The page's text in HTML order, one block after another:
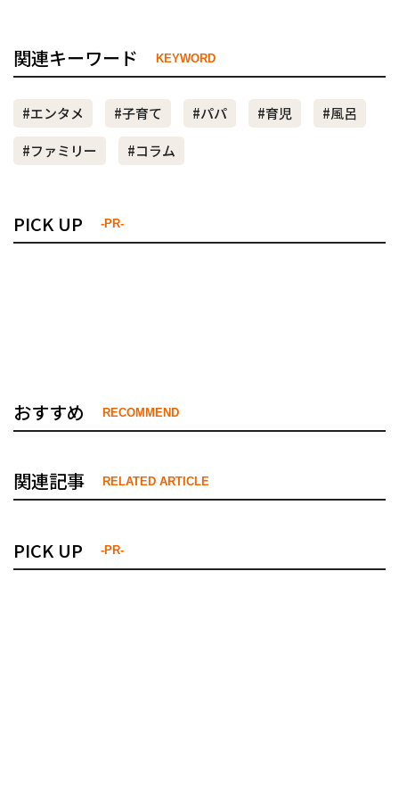
関連キーワード KEYWORD
#エンタメ #子育て #パパ #育児
#風呂
#ファミリー
#コラム
PICK UP -PR-
おすすめ RECOMMEND
関連記事 RELATED ARTICLE
PICK UP -PR-